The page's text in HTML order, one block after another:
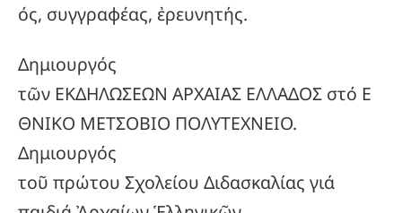
ός, συγγραφέας, ἐρευνητής.
Δημιουργός
τῶν ΕΚΔΗΛΩΣΕΩΝ ΑΡΧΑΙΑΣ ΕΛΛΑΔΟΣ στό Ε
ΘΝΙΚΟ ΜΕΤΣΟΒΙΟ ΠΟΛΥΤΕΧΝΕΙΟ.
Δημιουργός
τοῦ πρώτου Σχολείου Διδασκαλίας γιά